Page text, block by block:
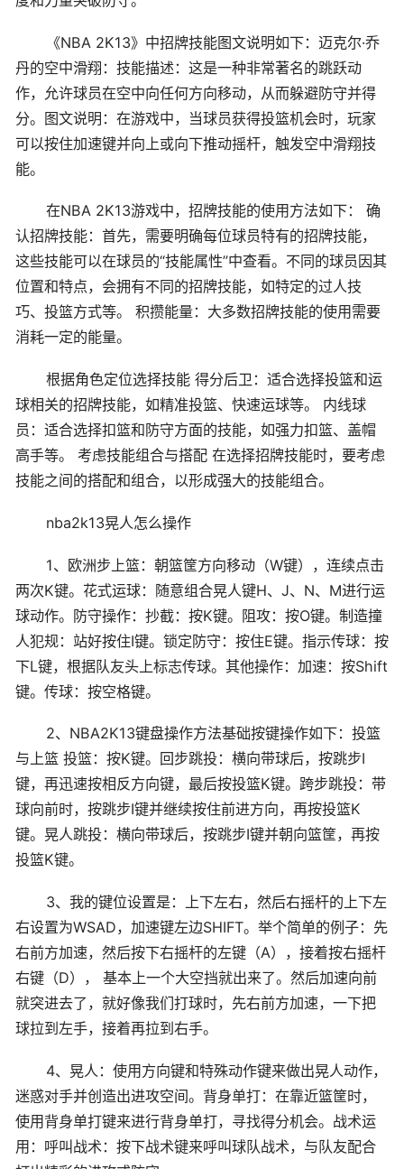
《NBA 2K13》中招牌技能图文说明如下：迈克尔·乔
丹的空中滑翔：技能描述：这是一种非常著名的跳跃动
作，允许球员在空中向任何方向移动，从而躲避防守并得
分。图文说明：在游戏中，当球员获得投篮机会时，玩家
可以按住加速键并向上或向下推动摇杆，触发空中滑翔技
能。
在NBA 2K13游戏中，招牌技能的使用方法如下： 确
认招牌技能：首先，需要明确每位球员特有的招牌技能，
这些技能可以在球员的“技能属性”中查看。不同的球员因其
位置和特点，会拥有不同的招牌技能，如特定的过人技
巧、投篮方式等。 积攒能量：大多数招牌技能的使用需要
消耗一定的能量。
根据角色定位选择技能 得分后卫：适合选择投篮和运
球相关的招牌技能，如精准投篮、快速运球等。 内线球
员：适合选择扣篮和防守方面的技能，如强力扣篮、盖帽
高手等。 考虑技能组合与搭配 在选择招牌技能时，要考虑
技能之间的搭配和组合，以形成强大的技能组合。
nba2k13晃人怎么操作
1、欧洲步上篮：朝篮筐方向移动（W键），连续点击
两次K键。花式运球：随意组合晃人键H、J、N、M进行运
球动作。防守操作：抄截：按K键。阻攻：按O键。制造撞
人犯规：站好按住I键。锁定防守：按住E键。指示传球：按
下L键，根据队友头上标志传球。其他操作：加速：按Shift
键。传球：按空格键。
2、NBA2K13键盘操作方法基础按键操作如下：投篮
与上篮 投篮：按K键。回步跳投：横向带球后，按跳步I
键，再迅速按相反方向键，最后按投篮K键。跨步跳投：带
球向前时，按跳步I键并继续按住前进方向，再按投篮K
键。晃人跳投：横向带球后，按跳步I键并朝向篮筐，再按
投篮K键。
3、我的键位设置是：上下左右，然后右摇杆的上下左
右设置为WSAD，加速键左边SHIFT。举个简单的例子：先
右前方加速，然后按下右摇杆的左键（A），接着按右摇杆
右键（D）， 基本上一个大空挡就出来了。然后加速向前
就突进去了，就好像我们打球时，先右前方加速，一下把
球拉到左手，接着再拉到右手。
4、晃人：使用方向键和特殊动作键来做出晃人动作，
迷惑对手并创造出进攻空间。背身单打：在靠近篮筐时，
使用背身单打键来进行背身单打，寻找得分机会。战术运
用：呼叫战术：按下战术键来呼叫球队战术，与队友配合